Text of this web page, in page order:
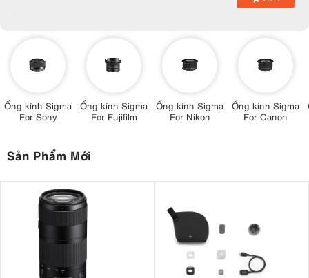
Ống kính Sigma
For Sony
Ống kính Sigma
For Fujifilm
Ống kính Sigma
For Nikon
Ống kính Sigma
For Canon
Sản Phẩm Mới